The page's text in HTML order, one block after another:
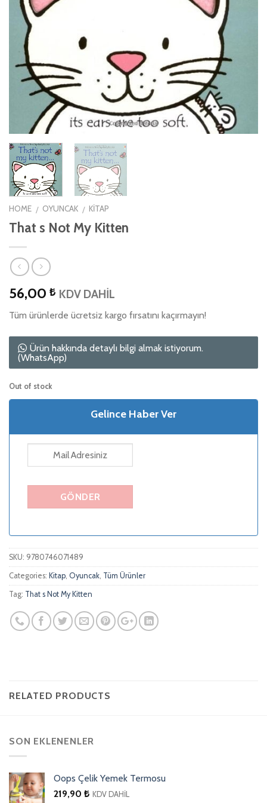
HOME / OYUNCAK / KITAP
That s Not My Kitten
56,00 ₺ KDV DAHİL
Tüm ürünlerde ücretsiz kargo fırsatını kaçırmayın!
Ürün hakkında detaylı bilgi almak istiyorum.
(WhatsApp)
Out of stock
Gelince Haber Ver
SKU: 9780746071489
Categories: Kitap, Oyuncak, Tüm Ürünler
Tag: That s Not My Kitten
RELATED PRODUCTS
SON EKLENENLER
Oops Çelik Yemek Termosu
219,90 ₺ KDV DAHİL